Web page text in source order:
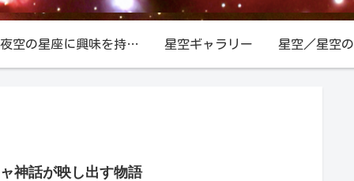
夜空の星座に興味を持ったら 星空ギャラリー
神話が映し出す物語